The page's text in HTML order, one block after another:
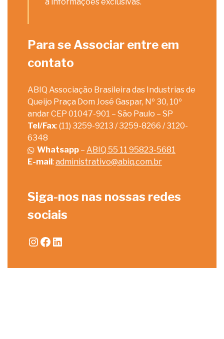
Para se Associar entre em
contato
ABIQ Associação Brasileira das Industrias de
Queijo Praça Dom José Gaspar, Nº 30, 10º
andar CEP 01047-901 – São Paulo – SP
Tel/Fax: (11) 3259-9213 / 3259-8266 / 3120-
6348
Whatsapp – ABIQ 55 11 95823-5681
E-mail: administrativo@abiq.com.br
Siga-nos nas nossas redes
sociais
Instagram
Facebook
LinkedIn